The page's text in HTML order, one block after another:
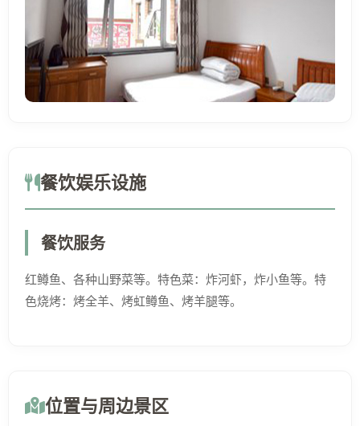
餐饮娱乐设施
餐饮服务
红鳟鱼、各种山野菜等。特色菜：炸河虾，炸小鱼等。特
色烧烤：烤全羊、烤虹鳟鱼、烤羊腿等。
位置与周边景区